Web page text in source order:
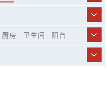
厨房 卫生间
阳台